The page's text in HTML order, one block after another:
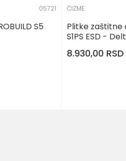
05721
S5
ČIZME
Plitke zaštitne
S1PS ESD -
8.930,00 RSD